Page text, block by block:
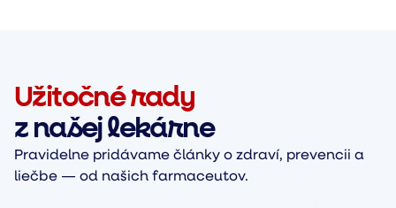
Užitočné rady
z našej lekárne
Pravidelne pridávame články o zdraví, prevencii a
liečbe — od našich farmaceutov.